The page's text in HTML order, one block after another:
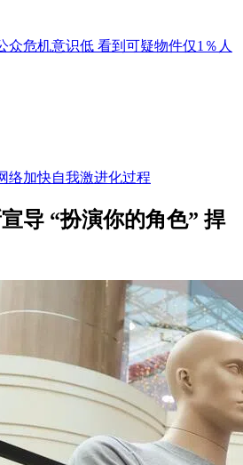
众危机意识低 看到可疑物件仅1％人
络加快自我激进化过程
导 “扮演你的角色” 捍